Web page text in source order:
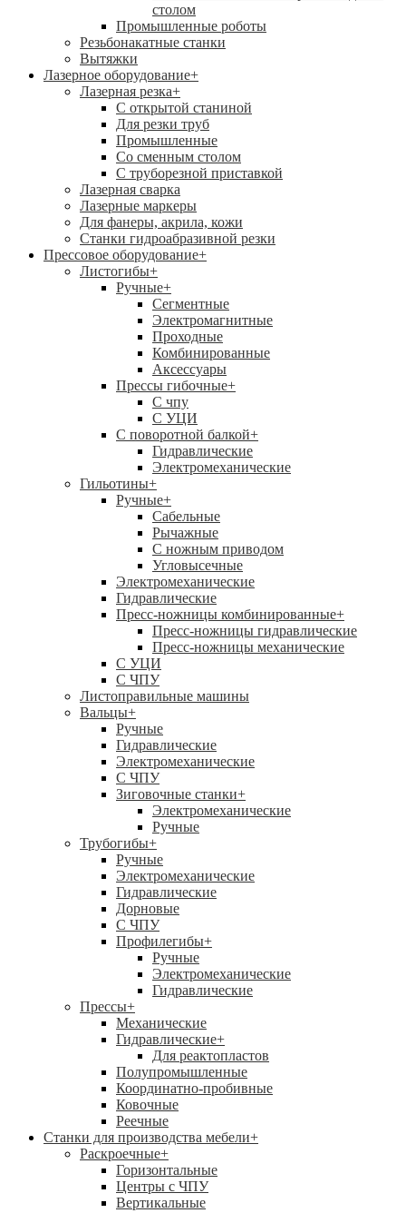
столом
Промышленные роботы
Резьбонакатные станки
Вытяжки
Лазерное оборудование+
Лазерная резка+
С открытой станиной
Для резки труб
Промышленные
Со сменным столом
С труборезной приставкой
Лазерная сварка
Лазерные маркеры
Для фанеры, акрила, кожи
Станки гидроабразивной резки
Прессовое оборудование+
Листогибы+
Ручные+
Сегментные
Электромагнитные
Проходные
Комбинированные
Аксессуары
Прессы гибочные+
C чпу
С УЦИ
С поворотной балкой+
Гидравлические
Электромеханические
Гильотины+
Ручные+
Сабельные
Рычажные
С ножным приводом
Угловысечные
Электромеханические
Гидравлические
Пресс-ножницы комбинированные+
Пресс-ножницы гидравлические
Пресс-ножницы механические
С УЦИ
С ЧПУ
Листоправильные машины
Вальцы+
Ручные
Гидравлические
Электромеханические
С ЧПУ
Зиговочные станки+
Электромеханические
Ручные
Трубогибы+
Ручные
Электромеханические
Гидравлические
Дорновые
С ЧПУ
Профилегибы+
Ручные
Электромеханические
Гидравлические
Прессы+
Механические
Гидравлические+
Для реактопластов
Полупромышленные
Координатно-пробивные
Ковочные
Реечные
Станки для производства мебели+
Раскроечные+
Горизонтальные
Центры с ЧПУ
Вертикальные